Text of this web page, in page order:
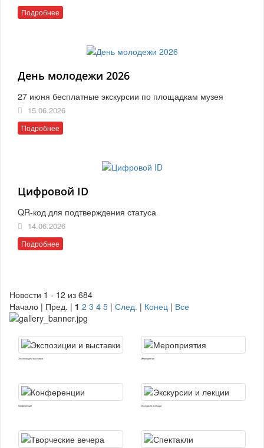
Подробнее
День молодежи 2026
27 июня бесплатные экскурсии по площадкам музея
15.06.2026
Подробнее
Цифровой ID
QR-код для подтверждения статуса
14.06.2026
Подробнее
Новости 1 - 12 из 684
Начало | Пред. | 1 2 3 4 5 | След. | Конец | Все
Экспозиции и выставки Мероприятия
Конференции Экскурсии и лекции